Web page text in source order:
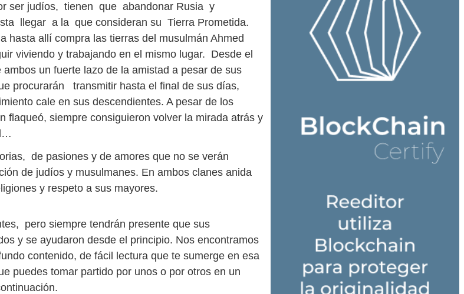
ser judíos, tienen que abandonar Rusia y
llegar a la que consideran su Tierra Prometida.
hasta allí compra las tierras del musulmán Ahmed
viviendo y trabajando en el mismo lugar. Desde el
un fuerte lazo de la amistad a pesar de sus
procurarán transmitir hasta el final de sus días,
cale en sus descendientes. A pesar de los
flaqueó, siempre consiguieron volver la mirada atrás y
de pasiones y de amores que no se verán
de judíos y musulmanes. En ambos clanes anida
y respeto a sus mayores.
pero siempre tendrán presente que sus
y se ayudaron desde el principio. Nos encontramos
contenido, de fácil lectura que te sumerge en esa
puedes tomar partido por unos o por otros en un